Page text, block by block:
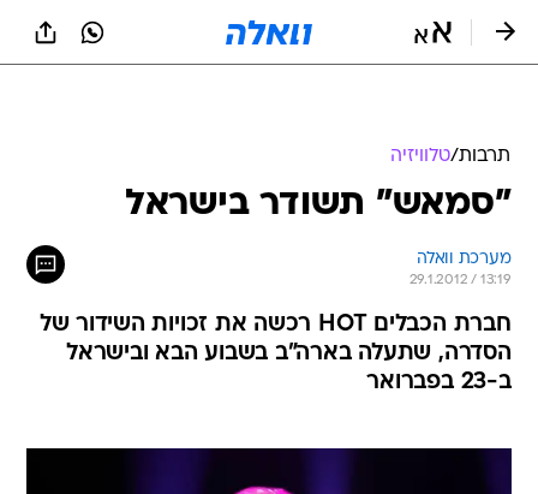
תרבות/טלוויזיה
"סמאש" תשודר בישראל
מערכת וואלה
29.1.2012 / 13:19
חברת הכבלים HOT רכשה את זכויות השידור של
הסדרה, שתעלה בארה"ב בשבוע הבא ובישראל
ב-23 בפברואר